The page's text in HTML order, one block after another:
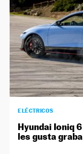
ELÉCTRICOS
Hyundai Ioniq
les gusta